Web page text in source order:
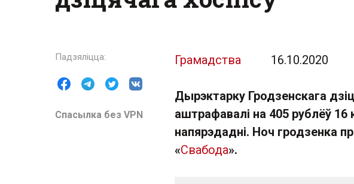
Спасылка без VPN
Грамадства 16.10.2020
Дырэктарку Гродзенскага
аштрафавалі на 405 рублёў 16
напярэдадні. Ноч гродзенка
«Свабода».